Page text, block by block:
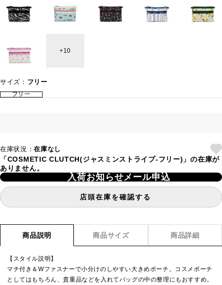
10
サイズ： フリー
フリー
在庫状況：在庫なし
「COSMETIC CLUTCH(ジャスミンストライプ-フリー)」の在庫が
ありません。
入荷お知らせメール申込
店頭在庫を確認する
商品説明 商品サイズ 商品詳細
【スタイル説明】
マチ付き＆Wファスナーで小分けのしやすい大きめポーチ。コスメポーチ
としてはもちろん、貴重品などを入れてバッグの中の整理にもおすすめ。